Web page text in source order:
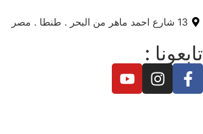
13 شارع احمد ماهر من البحر . طنطا . مصر
تابعونا :